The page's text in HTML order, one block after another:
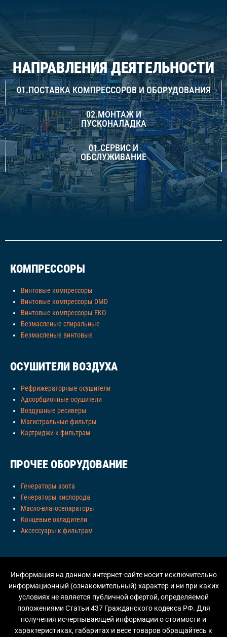
НАПРАВЛЕНИЯ ДЕЯТЕЛЬНОСТИ
01.ПОСТАВКА КОМПРЕССОРОВ И ОБОРУДОВАНИЯ
02.МОНТАЖ И
ПУСКОНАЛАДКА
01.СЕРВИС И
ОБСЛУЖИВАНИЕ
КОМПРЕССОРЫ
Винтовые компрессоры
Винтовые компрессоры DMD
Винтовые компрессоры EKO
Безмасленые спиральные
Безмасленые винтовые
ОСУШИТЕЛИ ВОЗДУХА
Рефрижераторные осушители
Адсорбционные осушители
Воздушные ресиверы
Магистральные фильтры
Картриджи к фильтрам
ПРОЧЕЕ ОБОРУДОВАНИЕ
Генераторы азота
Генераторы кислорода
Масло-влагосепараторы
Концевые охладители
Аксессуары к фильтрам
Информация на данном интернет-сайте носит исключительно
информационный (ознакомительный) характер и ни при каких
условиях не является публичной офертой, определяемой
положениями Статьи 437 Гражданского кодекса РФ. Для
получения исчерпывающей информации о стоимости и
характеристиках, габаритах и весе товаров обращайтесь к